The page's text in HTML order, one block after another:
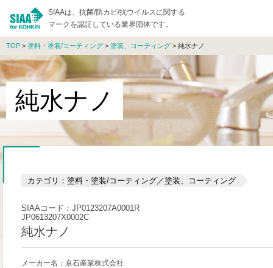
SIAAは、抗菌/防カビ/抗ウイルスに関する
マークを認証している業界団体です。
TOP > 塗料・塗装/コーティング > 塗装、コーティング > 純水ナノ
純水ナノ
カテゴリ：塗料・塗装/コーティング／塗装、コーティング
SIAAコード：JP0123207A0001R
JP0613207X0002C
純水ナノ
メーカー名：京石産業株式会社